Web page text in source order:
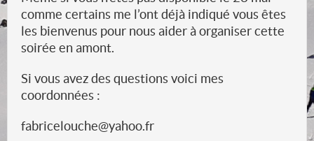
comme certains me l’ont déjà indiqué vous êtes
les bienvenus pour nous aider à organiser cette
soirée en amont.
Si vous avez des questions voici mes
coordonnées :
fabricelouche@yahoo.fr